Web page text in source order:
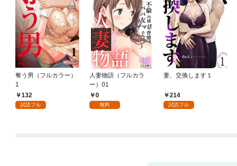
奪う男（フルカラー）
1
132
試読フル
人妻物語（フルカラ
ー）01
0
無料
妻、交換します１
214
試読フル